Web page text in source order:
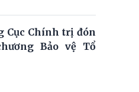
Cục Chính trị đón
Bảo vệ Tổ